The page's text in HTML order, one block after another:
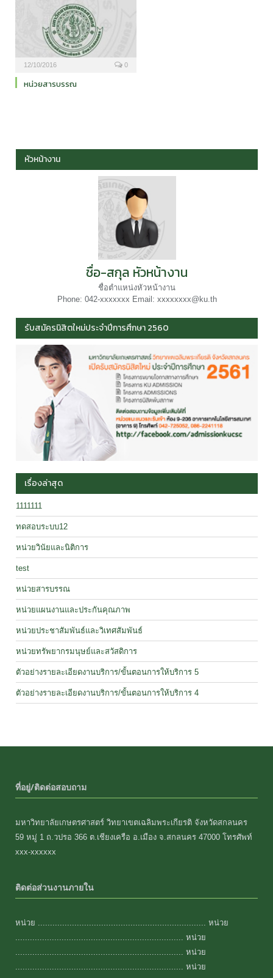
12/10/2016 0
หน่วยสารบรรณ
หัวหน้างาน
ชื่อ-สกุล หัวหน้างาน
ชื่อตำแหน่งหัวหน้างาน
Phone: 042-xxxxxxx Email: xxxxxxxx@ku.th
รับสมัครนิสิตใหม่ประจำปีการศึกษา 2560
เรื่องล่าสุด
1111111
ทดสอบระบบ12
หน่วยวินัยและนิติการ
test
หน่วยสารบรรณ
หน่วยแผนงานและประกันคุณภาพ
หน่วยประชาสัมพันธ์และวิเทศสัมพันธ์
หน่วยทรัพยากรมนุษย์และสวัสดิการ
ตัวอย่างรายละเอียดงานบริการ/ขั้นตอนการให้บริการ 5
ตัวอย่างรายละเอียดงานบริการ/ขั้นตอนการให้บริการ 4
ที่อยู่/ติดต่อสอบถาม
มหาวิทยาลัยเกษตรศาสตร์ วิทยาเขตเฉลิมพระเกียรติ จังหวัดสกลนคร
59 หมู่ 1 ถ.วปรอ 366 ต.เชียงเครือ อ.เมือง จ.สกลนคร 47000 โทรศัพท์
xxx-xxxxxx
ติดต่อส่วนงานภายใน
หน่วย ..................................................................... หน่วย
..................................................................... หน่วย
..................................................................... หน่วย
..................................................................... หน่วย